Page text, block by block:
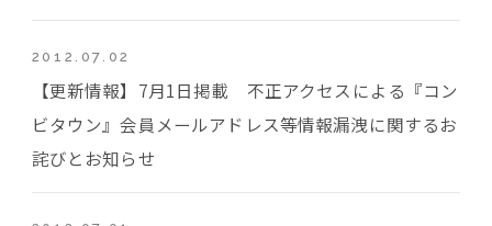
2012.07.02
【更新情報】7月1日掲載 不正アクセスによる『コン
ビタウン』会員メールアドレス等情報漏洩に関するお
詫びとお知らせ